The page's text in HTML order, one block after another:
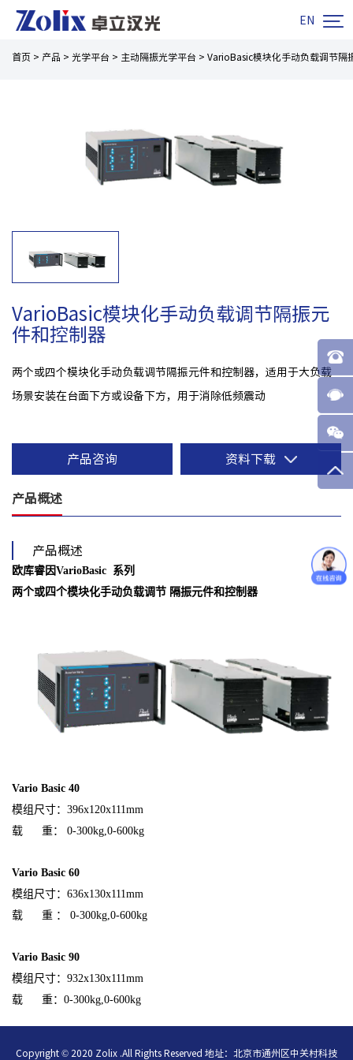
EN 
首页 > 产品 > 光学平台 > 主动隔振光学平台 > VarioBasic模块化手动负载调节隔
VarioBasic模块化手动负载调节隔振元
件和控制器
两个或四个模块化手动负载调节隔振元件和控制器，适用于大负载
场景安装在台面下方或设备下方，用于消除低频震动
产品咨询 资料下载
产品概述
产品概述
欧库睿因VarioBasic 系列
两个或四个模块化手动负载调节 隔振元件和控制器
Vario Basic 40
模组尺寸：396x120x111mm
载 重： 0-300kg,0-600kg
Vario Basic 60
模组尺寸：636x130x111mm
载 重 ： 0-300kg,0-600kg
Vario Basic 90
模组尺寸：932x130x111mm
载 重：0-300kg,0-600kg
Copyright © 2020 Zolix .All Rights Reserved 地址：北京市通州区中关村科技